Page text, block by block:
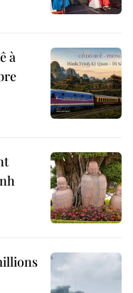
à